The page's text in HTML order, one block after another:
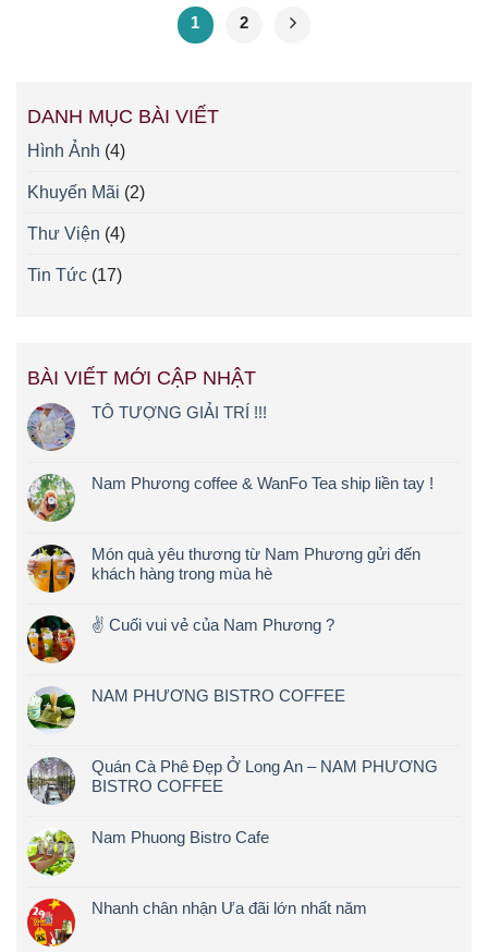
1 2
DANH MỤC BÀI VIẾT
Hình Ảnh (4)
Khuyến Mãi (2)
Thư Viện (4)
Tin Tức (17)
BÀI VIẾT MỚI CẬP NHẬT
TÔ TƯỢNG GIẢI TRÍ !!!
Nam Phương coffee & WanFo Tea ship liền tay !
Món quà yêu thương từ Nam Phương gửi đến
khách hàng trong mùa hè
✌️ Cuối vui vẻ của Nam Phương ?
NAM PHƯƠNG BISTRO COFFEE
Quán Cà Phê Đẹp Ở Long An – NAM PHƯƠNG
BISTRO COFFEE
Nam Phuong Bistro Cafe
Nhanh chân nhận Ưa đãi lớn nhất năm